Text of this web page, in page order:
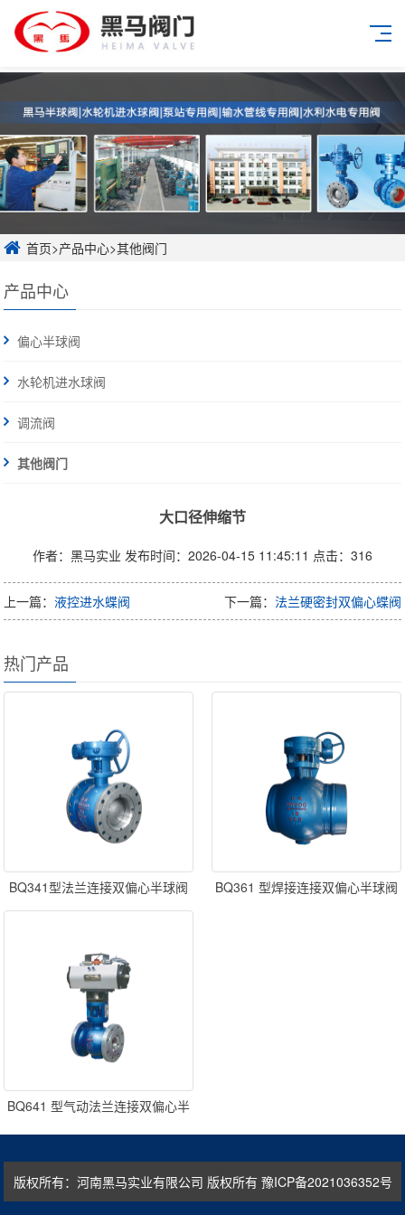
首页>产品中心>其他阀门
产品中心
偏心半球阀
水轮机进水球阀
调流阀
其他阀门
大口径伸缩节
作者：黑马实业 发布时间：2026-04-15 11:45:11 点击：316
上一篇：液控进水蝶阀 下一篇： 法兰硬密封双偏心蝶阀
热门产品
BQ341型法兰连接双偏心半球阀 BQ361 型焊接连接双偏心半球阀
BQ641 型气动法兰连接双偏心半
球阀
版权所有：河南黑马实业有限公司 版权所有 豫ICP备2021036352号